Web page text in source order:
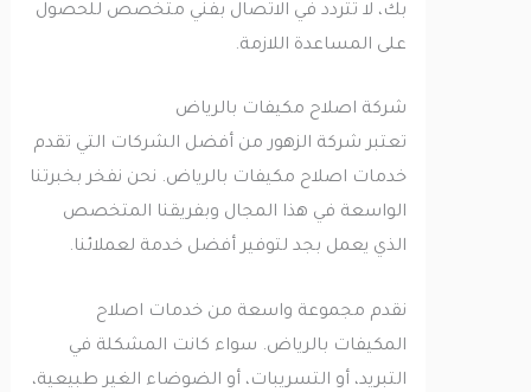
بك، لا تتردد في الاتصال بفني متخصص للحصول
على المساعدة اللازمة.
شركة اصلاح مكيفات بالرياض
تعتبر شركة الزهور من أفضل الشركات التي تقدم
خدمات اصلاح مكيفات بالرياض. نحن نفخر بخبرتنا
الواسعة في هذا المجال وبفريقنا المتخصص
الذي يعمل بجد لتوفير أفضل خدمة لعملائنا.
نقدم مجموعة واسعة من خدمات اصلاح
المكيفات بالرياض. سواء كانت المشكلة في
التبريد، أو التسريبات، أو الضوضاء الغير طبيعية،